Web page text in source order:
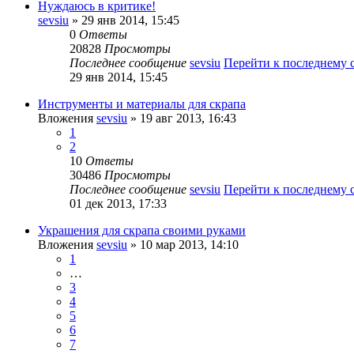
Нуждаюсь в критике!
sevsiu » 29 янв 2014, 15:45
0 Ответы
20828 Просмотры
Последнее сообщение sevsiu Перейти к последнему
29 янв 2014, 15:45
Инструменты и материалы для скрапа
Вложения sevsiu » 19 авг 2013, 16:43
1
2
10 Ответы
30486 Просмотры
Последнее сообщение sevsiu Перейти к последнему
01 дек 2013, 17:33
Украшения для скрапа своими руками
Вложения sevsiu » 10 мар 2013, 14:10
1
…
3
4
5
6
7